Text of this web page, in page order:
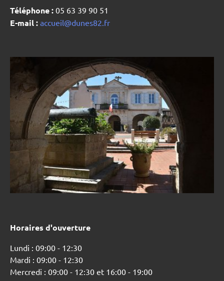
Téléphone : 05 63 39 90 51
E-mail : accueil@dunes82.fr
Horaires d'ouverture
Lundi : 09:00 - 12:30
Mardi : 09:00 - 12:30
Mercredi : 09:00 - 12:30 et 16:00 - 19:00